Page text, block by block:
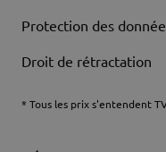
Protection des
Droit de rétractation
* Tous les prix s'entendent